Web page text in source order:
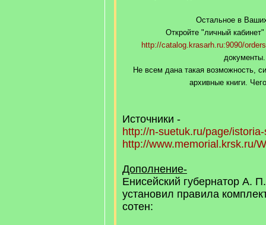
Остальное в
Откройте "личный
http://catalog.krasarh.ru:9090/
документы.
Не всем дана такая возможность,
архивные книги.
Источники -
http://n-suetuk.ru/page/
http://www.memorial.krsk.ru/
Дополнение-
Енисейский губернатор А.
установил правила
сотен: